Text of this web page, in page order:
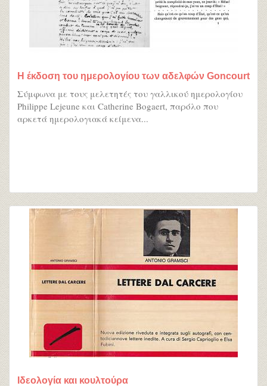
Η έκδοση του ημερολογίου των αδελφών Goncourt
Σύμφωνα με τους μελετητές του γαλλικού ημερολογίου
Philippe Lejeune και Catherine Bogaert, παρόλο που
αρκετά ημερολογιακά κείμενα...
Ιδεολογία και κουλτούρα